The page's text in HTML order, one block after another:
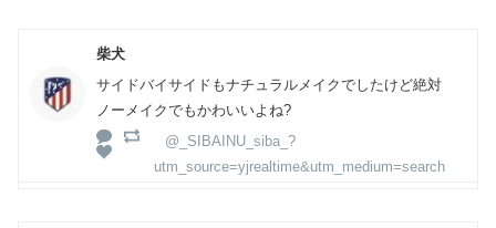
柴犬
サイドバイサイドもナチュラルメイクでしたけど絶対
ノーメイクでもかわいいよね?
@_SIBAINU_siba_?
utm_source=yjrealtime&utm_medium=search